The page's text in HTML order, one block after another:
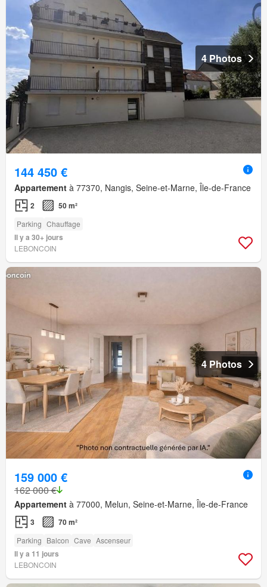
4 Photos
144 450 €
Appartement à 77370, Nangis, Seine-et-Marne, Île-de-France
2 50 m²
Parking Chauffage
Il y a 30+ jours
LEBONCOIN
4 Photos
159 000 €
162 000 €
Appartement à 77000, Melun, Seine-et-Marne, Île-de-France
3 70 m²
Parking Balcon Cave Ascenseur
Il y a 11 jours
LEBONCOIN